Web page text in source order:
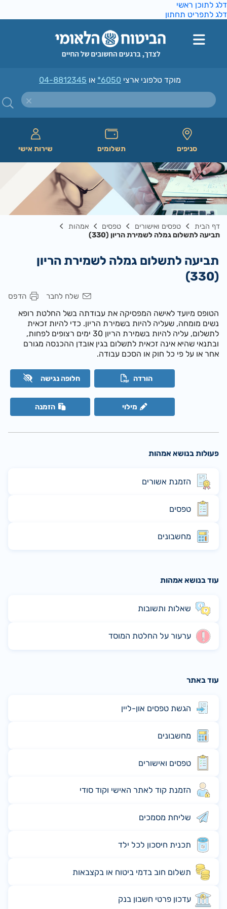
לתוכן ראשי
לתפריט תחתון
מוקד טלפוני ארצי*6050או04-8812345
סניפים תשלומים שירות אישי
דף הבית טפסים ואישורים טפסים
אמהות
תביעה לתשלום גמלה לשמירת הריון (330)
תביעה לתשלום גמלה לשמירת הריון
הדפס שלח לחבר
הטופס מיועד לאישה המפסיקה את עבודתה בשל החלטת רופא
נשים מומחה, שעליה להיות בשמירת הריון. כדי להיות זכאית
לתשלום, עליה להיות בשמירת הריון 30 ימים רצופים לפחות,
ובתנאי שהיא אינה זכאית לתשלום בגין אובדן ההכנסה מגורם
אחר או על פי כל חוק או הסכם עבודה.
חלופה נגישה הורדה
הזמנה מילוי
פעולות בנושא אמהות
הזמנת אשורים
טפסים
מחשבונים
עוד בנושא אמהות
שאלות ותשובות
ערעור על החלטת המוסד
עוד באתר
הגשת טפסים און-ליין
מחשבונים
טפסים ואישורים
הזמנת קוד לאתר האישי וקוד סודי
שליחת מסמכים
תכנית חיסכון לכל ילד
תשלום חוב בדמי ביטוח או בקצבאות
עדכון פרטי חשבון בנק